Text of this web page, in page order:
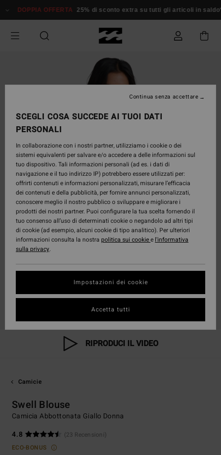
alle
prodotto
DOPPIA OFFERTA 25% di sconto extra su tutti gli articoli in
RIPRODUCI IL VIDEO
Camicie
Swell Blouse
Camicia Abbottonata Giallo Donna
4.8
(23 Recensioni)
ECO-BONUS
SCEGLI COSA SUCCEDE AI TUOI DATI
PERSONALI
In collaborazione con i nostri partner, utilizziamo i cookie o dei
sistemi equivalenti per salvare e/o accedere a delle informazioni sul
tuo dispositivo. Tali informazioni personali (ad es. i dati di
navigazione e il tuo indirizzo IP) potrebbero essere utilizzati per:
offrirti contenuti e informazioni personalizzati, misurare l’efficacia
dei contenuti e della pubblicità, per fornire annunci personalizzati,
conoscere meglio il nostro pubblico o sviluppare e migliorare i
prodotti dei nostri partner. Puoi configurare la tua scelta fornendo il
tuo consenso all’uso di determinati cookie o negandolo ad altri tipi
di cookie (ad esempio, alcuni cookie di tipo analitico). Per ulteriori
informazioni consulta la nostra politica sui cookiee l'informativa
sulla privacy.
Impostazioni dei cookie
Continua senza accettare
Accetta tutti